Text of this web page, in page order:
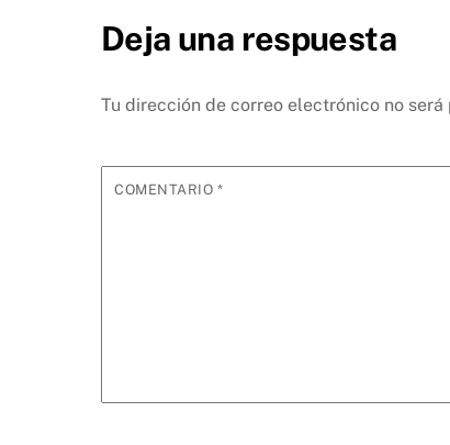
Deja una respuesta
Tu dirección de correo electrónico no será
COMENTARIO *